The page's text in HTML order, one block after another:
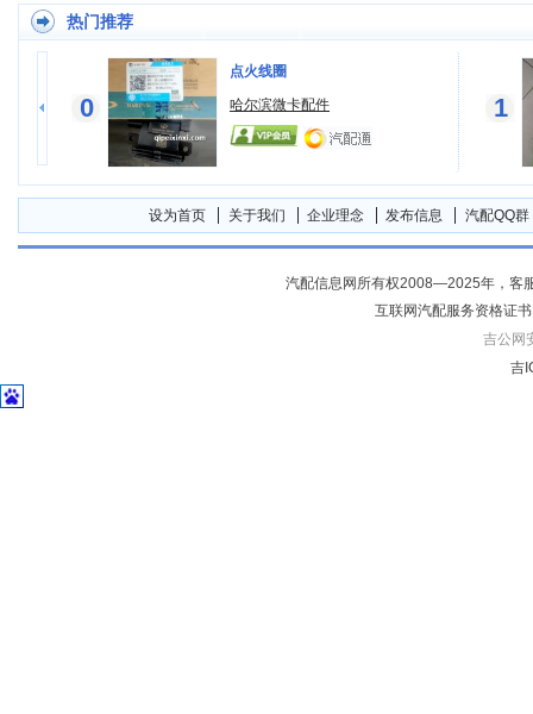
热门推荐
0
点火线圈
哈尔滨微卡配件
1
设为首页 关于我们 企业理念 发布信息 汽配QQ群
汽配信息网所有权2008—2025年，客
互联网汽配服务资格证
吉公网
吉